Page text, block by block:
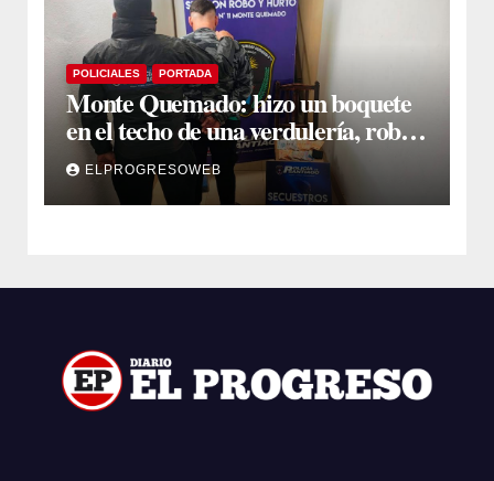
POLICIALES PORTADA
Monte Quemado: hizo un boquete
en el techo de una verdulería, robó
$800.000 y cayó tras ser filmado
ELPROGRESOWEB